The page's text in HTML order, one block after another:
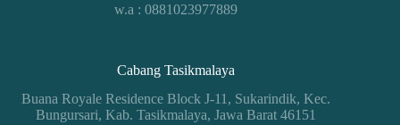
w.a : 0881023977889
Cabang Tasikmalaya
Buana Royale Residence Block J-11, Sukarindik, Kec.
Bungursari, Kab. Tasikmalaya, Jawa Barat 46151